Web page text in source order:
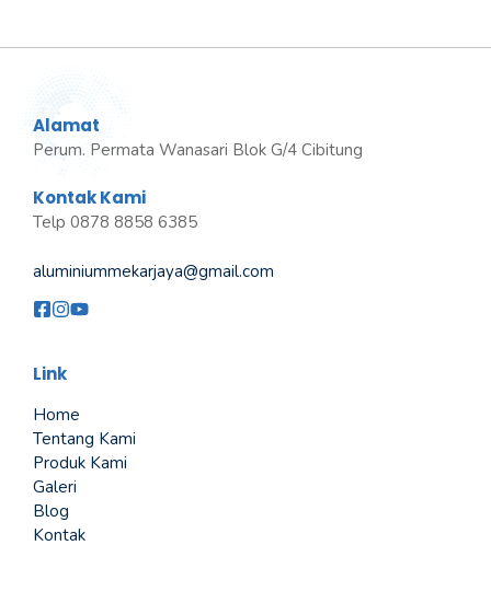
Alamat
Perum. Permata Wanasari Blok G/4 Cibitung
Kontak Kami
Telp 0878 8858 6385
aluminiummekarjaya@gmail.com
Link
Home
Tentang Kami
Produk Kami
Galeri
Blog
Kontak